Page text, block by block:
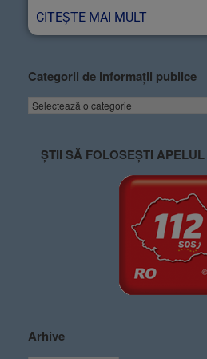
CITEȘTE MAI MULT
Categorii de informații publice
ȘTII SĂ FOLOSEȘTI
Arhive